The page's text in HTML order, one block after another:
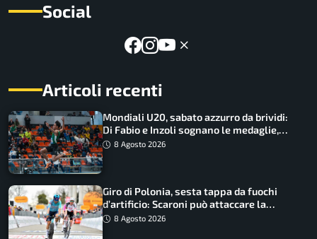
Social
Articoli recenti
Mondiali U20, sabato azzurro da brividi:
Di Fabio e Inzoli sognano le medaglie,
Castellani e Succo in finale
8 Agosto 2026
Giro di Polonia, sesta tappa da fuochi
d’artificio: Scaroni può attaccare la
maglia di Lemmen
8 Agosto 2026